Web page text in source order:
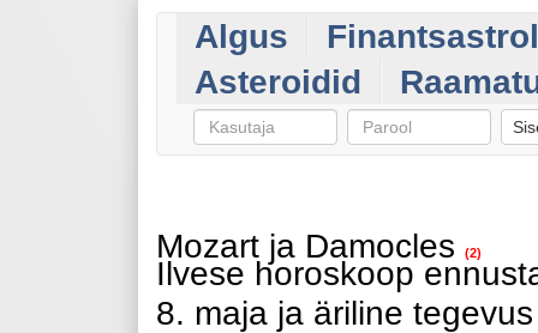
Algus
Asteroidid
Mozart ja Damocles (2)
Ilvese horoskoop
8. maja ja äriline tegevus